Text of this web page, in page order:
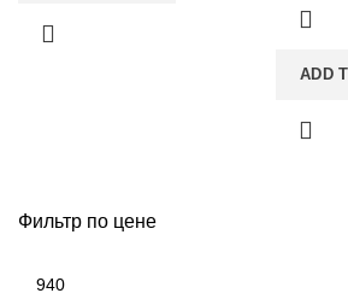
Фильтр по цене
ADD